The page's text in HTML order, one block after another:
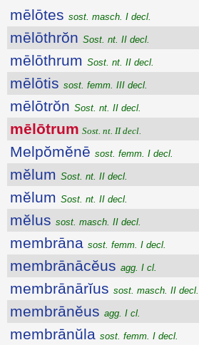
mēlōtes sost. masch. I decl.
mēlōthrŏn Sost. nt. II decl.
mēlōthrum Sost. nt. II decl.
mēlōtis sost. femm. III decl.
mēlōtrŏn Sost. nt. II decl.
mēlōtrum Sost. nt. II decl.
Melpŏmĕnē sost. femm. I decl.
mĕlum Sost. nt. II decl.
mĕlum Sost. nt. II decl.
mĕlus sost. masch. II decl.
membrāna sost. femm. I decl.
membrānācĕus agg. I cl.
membrānārĭus sost. masch. II decl.
membrānĕus agg. I cl.
membrānŭla sost. femm. I decl.